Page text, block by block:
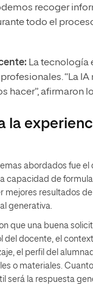
recoger
todo el
La tecnología
“La IA
hacer”, afirmaron
la
abordados fue el
la capacidad de
mejores resultados
generativa.
que una buena
del docente, el
el perfil del
o materiales.
será la respuesta